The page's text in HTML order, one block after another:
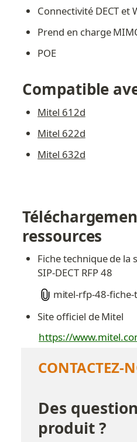
Connectivité DECT et
Prend en charge
POE
Compatible
Mitel 612d
Mitel 622d
Mitel 632d
ressources
Fiche technique de la
SIP-DECT RFP 48
mitel-rfp-48-
Site officiel de Mitel
https://
CONTACTEZ-
Des
produit ?